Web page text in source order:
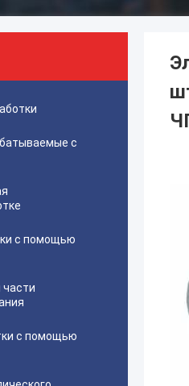
с
с помощью
с помощью